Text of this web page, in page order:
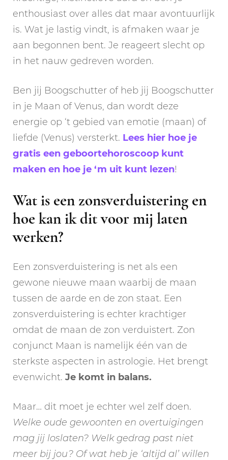
enthousiast over alles dat maar avontuurlijk
is. Wat je lastig vindt, is afmaken waar je
aan begonnen bent. Je reageert slecht op
in het nauw gedreven worden.
Ben jij Boogschutter of heb jij Boogschutter
in je Maan of Venus, dan wordt deze
energie op ‘t gebied van emotie (maan) of
liefde (Venus) versterkt. Lees hier hoe je
gratis een geboortehoroscoop kunt
maken en hoe je ‘m uit kunt lezen!
Wat is een zonsverduistering en
hoe kan ik dit voor mij laten
werken?
Een zonsverduistering is net als een
gewone nieuwe maan waarbij de maan
tussen de aarde en de zon staat. Een
zonsverduistering is echter krachtiger
omdat de maan de zon verduistert. Zon
conjunct Maan is namelijk één van de
sterkste aspecten in astrologie. Het brengt
evenwicht. Je komt in balans.
Maar… dit moet je echter wel zelf doen.
Welke oude gewoonten en overtuigingen
mag jij loslaten? Welk gedrag past niet
meer bij jou? Of wat heb je ‘altijd al’ willen